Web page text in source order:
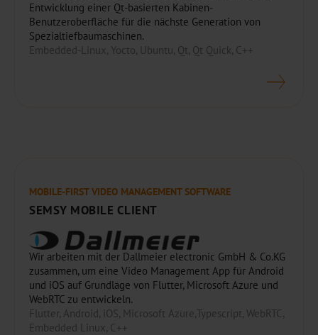
Entwicklung einer Qt-basierten Kabinen-
Benutzeroberfläche für die nächste Generation von
Spezialtiefbaumaschinen.
Embedded-Linux, Yocto, Ubuntu, Qt, Qt Quick, C++
MOBILE-FIRST VIDEO MANAGEMENT SOFTWARE
SEMSY MOBILE CLIENT
Wir arbeiten mit der Dallmeier electronic GmbH & Co.KG
zusammen, um eine Video Management App für Android
und iOS auf Grundlage von Flutter, Microsoft Azure und
WebRTC zu entwickeln.
Flutter, Android, iOS, Microsoft Azure,Typescript, WebRTC,
Embedded Linux, C++